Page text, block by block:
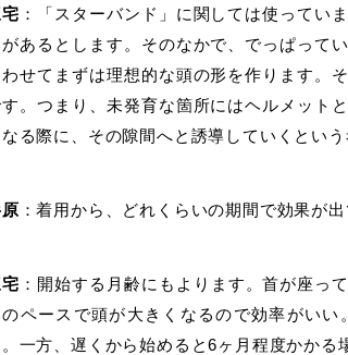
：「スターバンド」に関しては使ってい
あるとします。そのなかで、でっぱって
せてまずは理想的な頭の形を作ります。
す。つまり、未発育な箇所にはヘルメット
なる際に、その隙間へと誘導していくという
：着用から、どれくらいの期間で効果が
：開始する月齢にもよります。首が座っ
のペースで頭が大きくなるので効率がい
一方、遅くから始めると6ヶ月程度かかる